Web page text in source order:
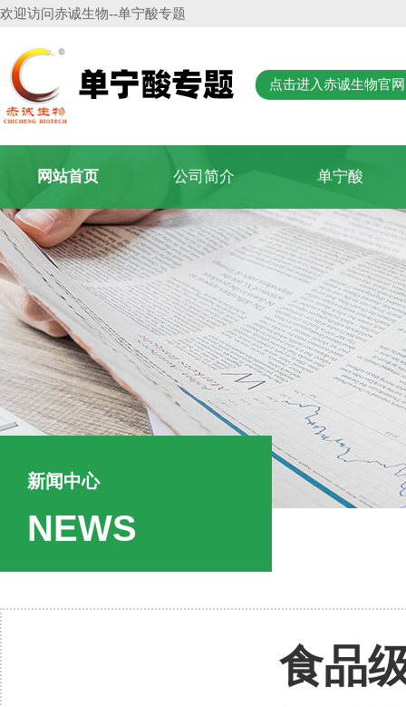
欢迎访问赤诚生物--单宁酸专题
点击进入赤诚生物官网
网站首页 公司简介 单宁酸
新闻中心
NEWS
食品